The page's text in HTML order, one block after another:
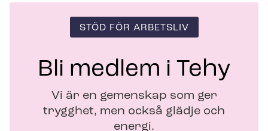
STÖD FÖR ARBETSLIV
Bli medlem i Tehy
Vi är en gemenskap som ger
trygghet, men också glädje och
energi.